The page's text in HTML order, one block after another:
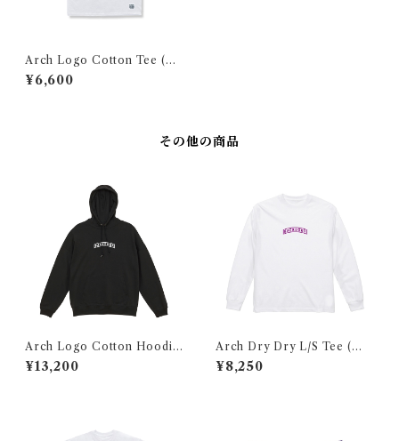
Arch Logo Cotton Tee (W
hite× PINK)
¥6,600
その他の商品
Arch Logo Cotton Hoodie
(Black×White)
¥13,200
Arch Dry Dry L/S Tee (Whi
te×Purple)
¥8,250